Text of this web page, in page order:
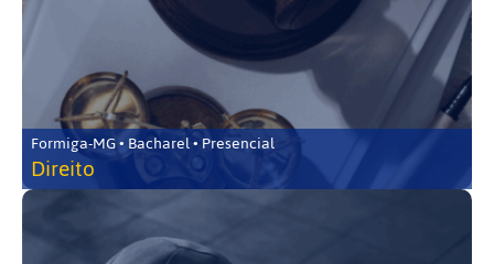
Formiga-MG • Bacharel • Presencial
Direito